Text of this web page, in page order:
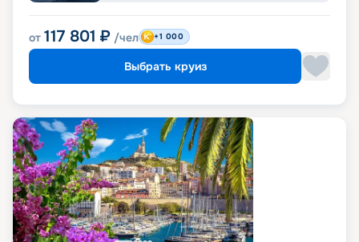
от 117 801 ₽ /чел +1 000
Выбрать круиз